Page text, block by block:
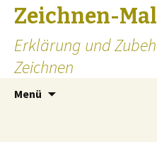
Zeichnen-
Erklärung und
Zeichnen
Menü